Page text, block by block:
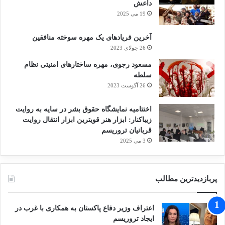
حمایت رژیم صهیونیستی از گروه های تروریستی
امری پنهانی نیست. در جریان جنگ
تروریسم علیه مردم سوریه نیز این رژیم از
تروریست های داعش در جنوب سوریه حمایت
کرده و زخمی های گروه های تروریستی را در
اسرائیل تروریسم حمایت از تروریسم
داعش
19 می 2025
آخرین فریادهای یک مهره سوخته منافقین
26 جولای 2023
مسعود رجوی، مهره ساختارهای امنیتی نظام
سلطه
26 آگوست 2023
اختتامیه نمایشگاه حقوق بشر در سایه به روایت
زیباکنار: ابزار هنر قویترین ابزار انتقال روایت
قربانیان تروریسم
3 می 2025
پربازدیدترین مطالب
اعتراف وزیر دفاع پاکستان به همکاری با غرب در
ایجاد تروریسم